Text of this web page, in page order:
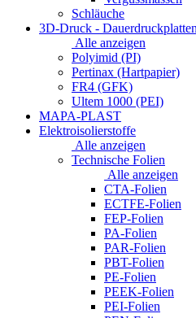
Schläuche
3D-Druck -
Alle anzeigen
Polyimid (PI)
Pertinax (Hartpapier)
FR4 (GFK)
Ultem 1000 (PEI)
MAPA-PLAST
Elektroisolierstoffe
Alle anzeigen
Technische Folien
Alle anzeigen
CTA-Folien
ECTFE-Folien
FEP-Folien
PA-Folien
PAR-Folien
PBT-Folien
PE-Folien
PEEK-Folien
PEI-Folien